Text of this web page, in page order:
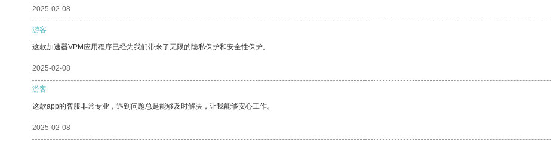
2025-02-08
游客
这款加速器VPM应用程序已经为我们带来了无限的隐私保护和安全性保护。
2025-02-08
游客
这款app的客服非常专业，遇到问题总是能够及时解决，让我能够安心工作。
2025-02-08